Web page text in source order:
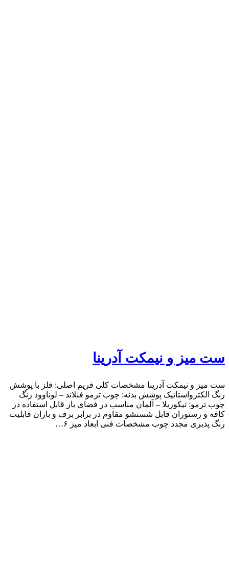
ست میز و نیمکت آدرینا
ست میز و نیمکت آدرینا مشخصات کلی فریم اصلی: فلز با پوشش
رنگ الکترواستاتیک پوشش بدنه: چوب ترمو فنلاند – لوناوود رنگ
چوب ترمو: تیکوریلا – آلمان مناسب در فضای باز قابل استفاده در
کافه و رستوران قابل شستشو مقاوم در برابر برف و باران قابلیت
رنگ پذیری مجدد چوب مشخصات فنی ابعاد میز ۶…